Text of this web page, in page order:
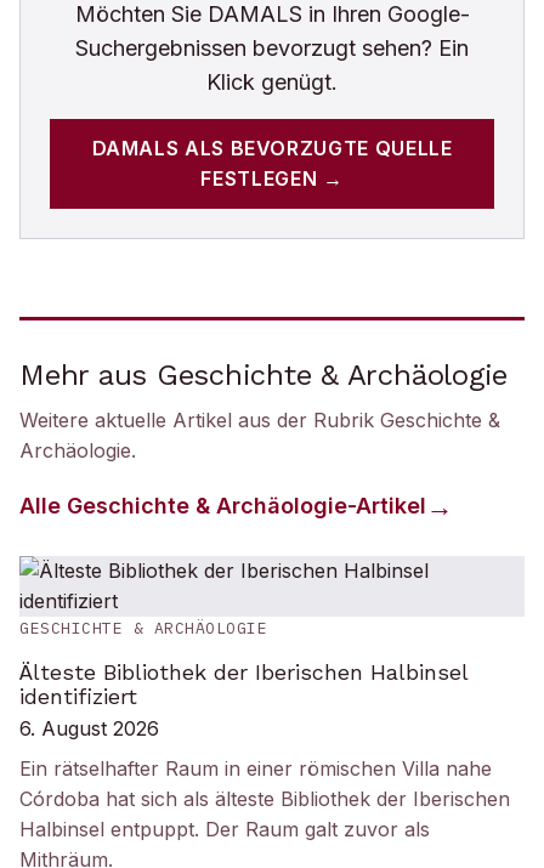
Möchten Sie DAMALS in Ihren Google-
Suchergebnissen bevorzugt sehen? Ein
Klick genügt.
DAMALS ALS BEVORZUGTE QUELLE
FESTLEGEN →
Mehr aus Geschichte & Archäologie
Weitere aktuelle Artikel aus der Rubrik Geschichte &
Archäologie.
Alle Geschichte & Archäologie-Artikel
GESCHICHTE & ARCHÄOLOGIE
Älteste Bibliothek der Iberischen Halbinsel
identifiziert
6. August 2026
Ein rätselhafter Raum in einer römischen Villa nahe
Córdoba hat sich als älteste Bibliothek der Iberischen
Halbinsel entpuppt. Der Raum galt zuvor als
Mithräum.